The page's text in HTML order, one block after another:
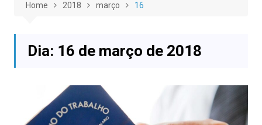
Home 2018 março 16
Dia: 16 de março de 2018